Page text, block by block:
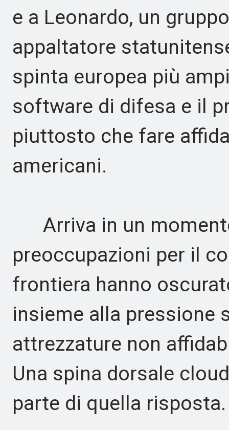
e a Leonardo, un
appaltatore
spinta europea più
software di difesa e il
piuttosto che fare
americani.
Arriva in un
preoccupazioni per il
frontiera hanno
insieme alla pressione
attrezzature non
Una spina dorsale
parte di quella risposta.